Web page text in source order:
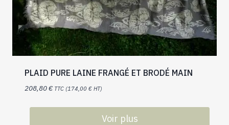
PLAID PURE LAINE FRANGÉ ET BRODÉ MAIN
208,80€ TTC (174,00 € HT)
Voir plus